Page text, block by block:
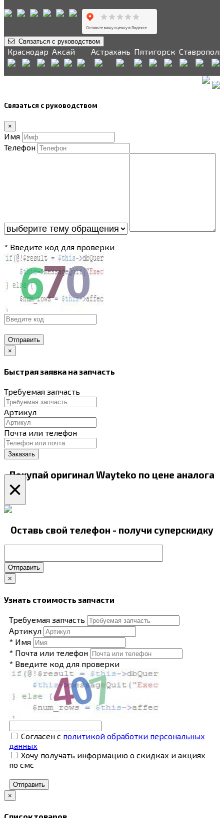
Связаться с руководством
Краснодар Аксай Астрахань Пятигорск Ставрополь
Связаться с руководством
×
Имя
Телефон
* Введите код для проверки
Отправить
×
Быстрая заявка на запчасть
Требуемая запчасть
Артикул
Почта или телефон
Покупай оригинал Wayteko по цене аналога
×
Оставь свой телефон - получи суперскидку
Отправить
×
Узнать стоимость запчасти
Требуемая запчасть
Артикул
* Имя
* Почта или телефон
* Введите код для проверки
Согласен с политикой обработки персональных
данных
Хочу получать информацию о скидках и акциях
по смс
Отправить
×
Список товаров